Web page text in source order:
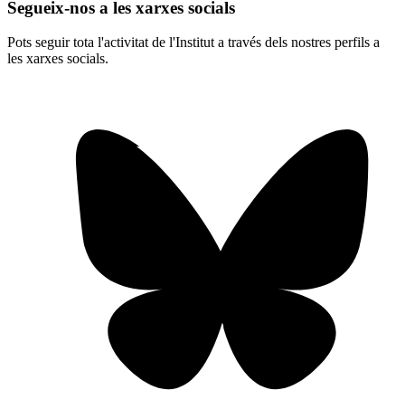
Segueix-nos a les xarxes socials
Pots seguir tota l'activitat de l'Institut a través dels nostres perfils a
les xarxes socials.